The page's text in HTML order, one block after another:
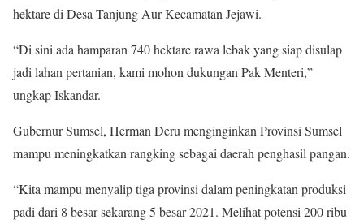
hektare di Desa Tanjung Aur Kecamatan Jejawi.
“Di sini ada hamparan 740 hektare rawa lebak yang siap disulap
jadi lahan pertanian, kami mohon dukungan Pak Menteri,”
ungkap Iskandar.
Gubernur Sumsel, Herman Deru menginginkan Provinsi Sumsel
mampu meningkatkan rangking sebagai daerah penghasil pangan.
“Kita mampu menyalip tiga provinsi dalam peningkatan produksi
padi dari 8 besar sekarang 5 besar 2021. Melihat potensi 200 ribu